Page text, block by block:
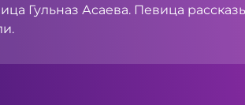
Гульназ Асаева. Певица